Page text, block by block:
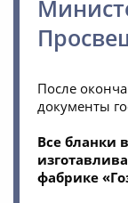
После
документы
Все бланки
фабрике